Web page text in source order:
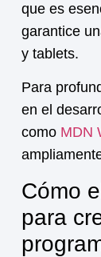
que es
garantice
y tablets.
Para
en el
como MDN
Cómo
para